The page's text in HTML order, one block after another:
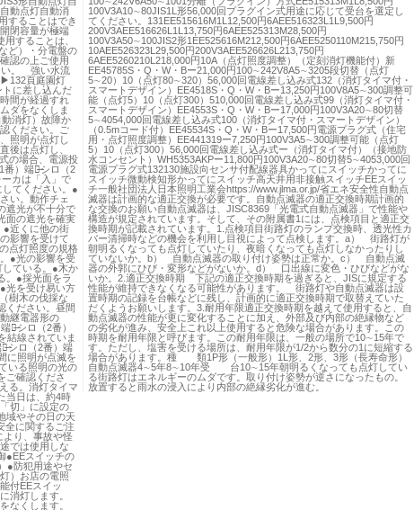
動点灯自動消
することはでき
閉容量が極端
することは、
ど）・分電盤の
認の上ご使用
い。 強い水流
▶132頁庭園灯
に差し込んだ
間が経過すれ
ダをなくしま
消灯）故障か
ください。ご
明が点灯し
後は点灯し、
の場合、電源投
）端子̶シロ（2
カは「入」で
てください。●
い。動作チェ
光が不十分で
面の遮光を確実
近くに他の街
影響を受けて
点灯照度の規格
●光の影響を受
ている。●木か
。●採光面をラ
光を受け易い方
樹木の伐採な
ください。昼間
継電器形の
子̶シロ（2番）
結線されていま
シロ（2番）端
に照明が点滅を
いる照明の光の
ご確認くださ
る。消灯タイマ
当日は、約4時
切」に設定の
域やその日の天
全に関するご注
より、事故や怪
では使用しな
●EEスイッチの
●防犯用途やセ
）お店の電照
付EEスイッ
消灯します。
なくします。
100V3A10∼80JIS1L形56,000回プラグイン式用途に応じて受台を選定し
てください。131EE515616M1L12,500円6AEE516323L1L9,500円
200V3AEE516626L1L13,750円6AEE525313M28,500円
100V3A50∼100JIS2形1EE525616M212,500円6AEE5250110M215,750円
10AEE526323L29,500円200V3AEE526626L213,750円
6AEE5260210L218,000円10A（点灯照度調整）（定刻消灯機能付）新
EE45785S・Q・W・Bー21,000円100∼242V8A5∼3205段切替（点灯
5∼20）10（点灯80∼320）56,000回電線差し込み式132（消灯タイマ付・
スマートデザイン）EE4518S・Q・W・Bー13,250円100V8A5∼300調整可
能（点灯5）10（点灯300）510,000回電線差し込み式99（消灯タイマ付・
スマートデザイン）EE4553S・Q・W・Bー17,000円100V3A20∼80切替
5∼4054,000回電線差し込み式100（消灯タイマ付・スマートデザイン）
（0.5mコード付）EE45534S・Q・W・Bー17,500円電源プラグ式（住宅
用・点灯照度調整）EE441319ー7,250円100V3A5∼300調整可能（点灯
5）10（点灯300）56,000回電線差し込み式ー（消灯タイマ付）（接地防
水コンセント）WH5353AKPー11,800円100V3A20∼80切替5∼4053,000回
電源プラグ式132130施設向センサ付配線器具かってにスイッチかってに
スイッチ微動検知形かってにスイッチ高天井用非接触スイッチEEスイッ
チ一般社団法人日本照明工業会https://www.jlma.or.jp/省エネ安全性自動点
滅器は計画的な適正交換が必要です。自動点滅器の適正交換時期計画的
な交換のお願い自動点滅器は、JISC8369「光電式自動点滅器」で性能や
構造が規定されています。そして、その附属書1には、点検項目と適正交
換時期が記載されています。1.点検項目街路灯のランプ交換時、透光性カ
バー清掃時などの機会を利用し目視によって点検します。a） 街路灯が
朝明るくなっても点灯していたり、夜暗くなっても点灯しなかったりし
ていないか。b） 自動点滅器の取り付け姿勢は正常か。c） 自動点滅
器の外郭にひび・変形などがないか。d） 口出線に変色・ひびなどがな
いか。2.適正交換時期 下記の適正交換時期を過ぎると、JISに規定する
性能が維持できなくなる可能性があります。 街路灯や自動点滅器は設
置時期の記録を台帳などに残し、計画的に適正交換時期で取替えていた
だくようお願いします。3.耐用年限適正交換時期を越えて使用すると、自
動点滅器の性能が更に変化することに加え、外部及び内部の絶縁物など
の劣化が進み、安全上これ以上使用すると危険な場合があります。この
時期を耐用年限と呼びます。この耐用年限は、一般の場所で10∼15年で
す。ただし、塩害を受ける場所は、耐用年限が1/2から数分の1に短縮する
場合があります。種 類1P形（一般形）1L形、2形、3形（長寿命形）
自動点滅器4∼5年8∼10年受 台10∼15年朝明るくなっても点灯してい
る街路灯はエネルギーのムダです。取り付け姿勢が逆さになったもの。
放置すると雨水の浸入により内部の絶縁劣化が進む。